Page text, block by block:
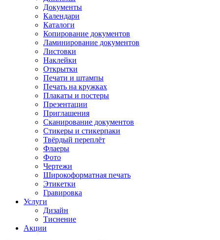
Документы
Календари
Каталоги
Копирование документов
Ламинирование документов
Листовки
Наклейки
Открытки
Печати и штампы
Печать на кружках
Плакаты и постеры
Презентации
Приглашения
Сканирование документов
Стикеры и стикерпаки
Твёрдый переплёт
Флаеры
Фото
Чертежи
Широкоформатная печать
Этикетки
Гравировка
Услуги
Дизайн
Тиснение
Акции